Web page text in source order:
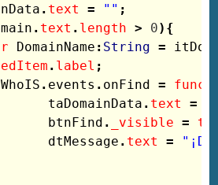
. text = "" ;
. text . length > 0){
DomainName : String =
. label ;
. events . onFind =
taDomainData . text =
btnFind . _visible =
dtMessage . text =